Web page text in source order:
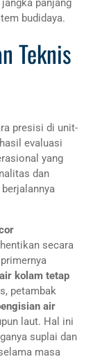
panjang
budidaya.
Teknis
presisi di unit-
evaluasi
yang
dan
secara
kolam tetap
petambak
air
laut. Hal ini
suplai dan
masa